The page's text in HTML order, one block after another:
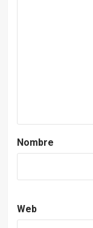
Nombre
Web